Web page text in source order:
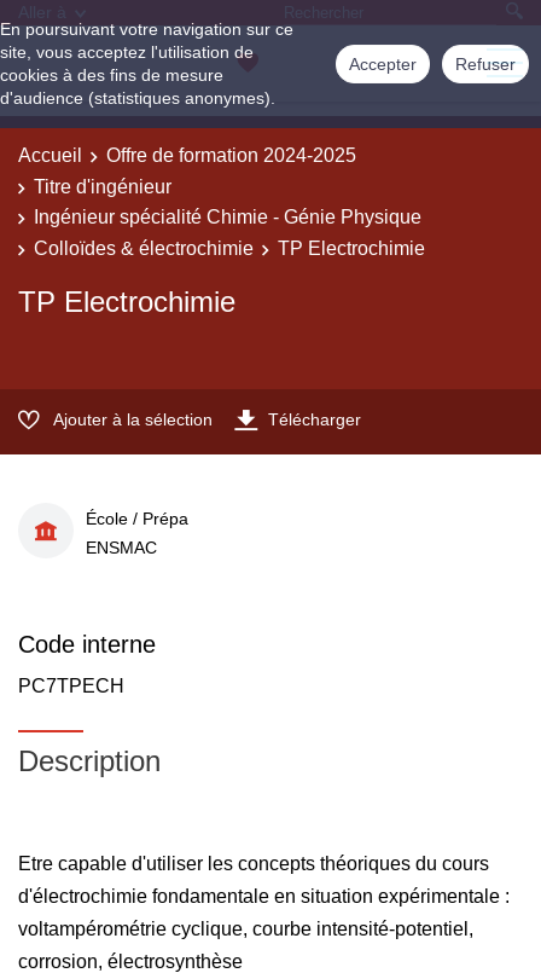
En poursuivant votre navigation sur ce
site, vous acceptez l'utilisation de
cookies à des fins de mesure
d'audience (statistiques anonymes).
Accepter Refuser
Accueil
Offre de formation 2024-2025
Titre d'ingénieur
Ingénieur spécialité Chimie - Génie Physique
Colloïdes & électrochimie
TP Electrochimie
TP Electrochimie
Ajouter à la sélection Télécharger
École / Prépa
ENSMAC
Code interne
PC7TPECH
Description
Etre capable d'utiliser les concepts théoriques du cours
d'électrochimie fondamentale en situation expérimentale :
voltampérométrie cyclique, courbe intensité-potentiel,
corrosion, électrosynthèse